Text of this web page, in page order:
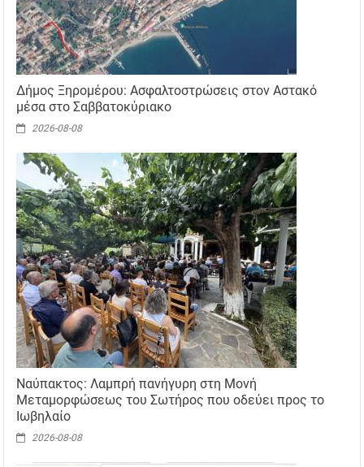
Δήμος Ξηρομέρου: Ασφαλτοστρώσεις στον Αστακό
μέσα στο Σαββατοκύριακο
2026-08-08
Ναύπακτος: Λαμπρή πανήγυρη στη Μονή
Μεταμορφώσεως του Σωτήρος που οδεύει προς το
Ιωβηλαίο
2026-08-08